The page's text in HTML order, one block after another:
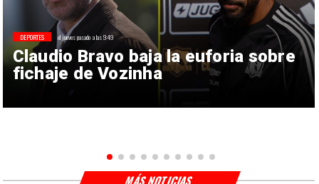
Claudio Bravo baja la euforia sobre
fichaje de Vozinha
DEPORTES el jueves pasado a las 9:49
MÁS NOTICIAS